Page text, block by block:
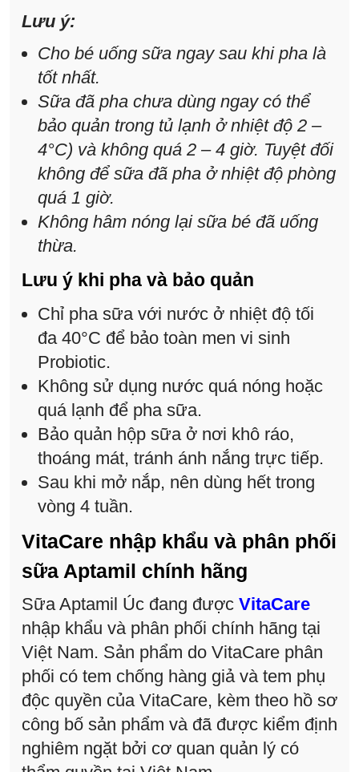
Lưu ý:
Cho bé uống sữa ngay sau khi pha là
tốt nhất.
Sữa đã pha chưa dùng ngay có thể
bảo quản trong tủ lạnh ở nhiệt độ 2 –
4°C) và không quá 2 – 4 giờ. Tuyệt đối
không để sữa đã pha ở nhiệt độ phòng
quá 1 giờ.
Không hâm nóng lại sữa bé đã uống
thừa.
Lưu ý khi pha và bảo quản
Chỉ pha sữa với nước ở nhiệt độ tối
đa 40°C để bảo toàn men vi sinh
Probiotic.
Không sử dụng nước quá nóng hoặc
quá lạnh để pha sữa.
Bảo quản hộp sữa ở nơi khô ráo,
thoáng mát, tránh ánh nắng trực tiếp.
Sau khi mở nắp, nên dùng hết trong
vòng 4 tuần.
VitaCare nhập khẩu và phân phối
sữa Aptamil chính hãng
Sữa Aptamil Úc đang được VitaCare
nhập khẩu và phân phối chính hãng tại
Việt Nam. Sản phẩm do VitaCare phân
phối có tem chống hàng giả và tem phụ
độc quyền của VitaCare, kèm theo hồ sơ
công bố sản phẩm và đã được kiểm định
nghiêm ngặt bởi cơ quan quản lý có